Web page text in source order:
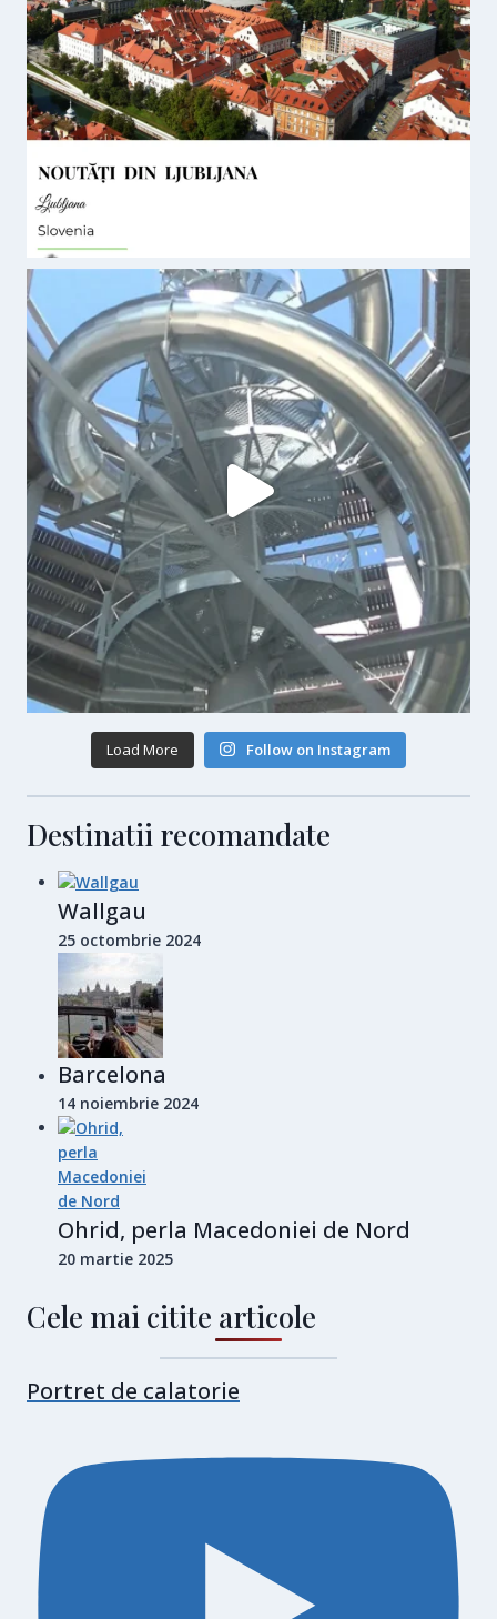
Load More Follow on Instagram
Destinatii recomandate
Wallgau
25 octombrie 2024
Barcelona
14 noiembrie 2024
Ohrid, perla Macedoniei de Nord
20 martie 2025
Cele mai citite articole
Portret de calatorie